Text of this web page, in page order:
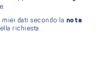
dati secondo la nota
richiesta.